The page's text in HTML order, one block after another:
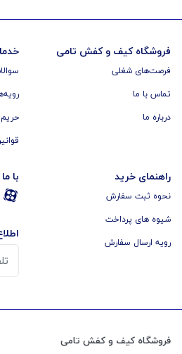
فروشگاه کیف و کفش تامی
فرصت‌های شغلی
تماس با ما
درباره ما
راهنمای خرید
نحوه ثبت سفارش
شیوه های پرداخت
رویه ارسال سفارش
با
فروشگاه کیف و کفش تامی